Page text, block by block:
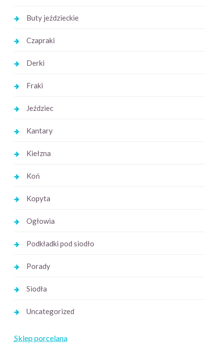
Buty jeździeckie
Czapraki
Derki
Fraki
Jeździec
Kantary
Kiełzna
Koń
Kopyta
Ogłowia
Podkładki pod siodło
Porady
Siodła
Uncategorized
Sklep porcelana